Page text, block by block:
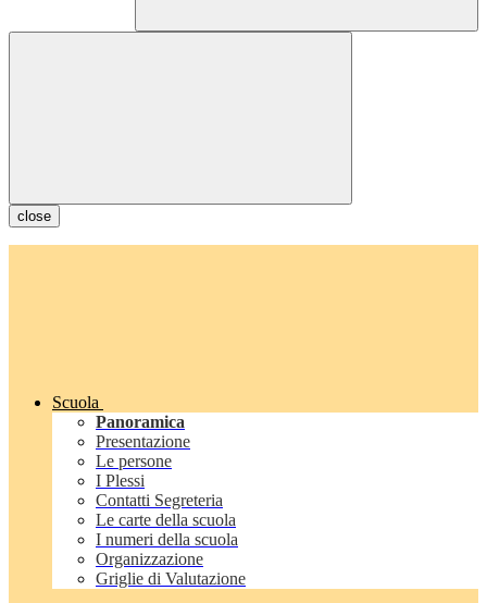
close
Scuola
Panoramica
Presentazione
Le persone
I Plessi
Contatti Segreteria
Le carte della scuola
I numeri della scuola
Organizzazione
Griglie di Valutazione